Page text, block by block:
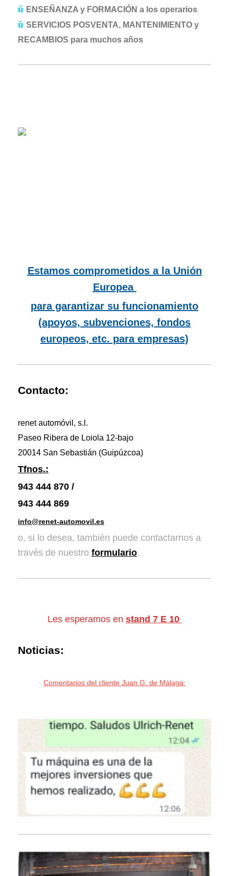
ü ENSEÑANZA y FORMACIÓN a los operarios
ü SERVICIOS POSVENTA, MANTENIMIENTO y
RECAMBIOS para muchos años
Estamos comprometidos a la Unión
Europea
para garantizar su funcionamiento
(apoyos, subvenciones, fondos
europeos, etc. para empresas)
Contacto:
renet automóvil, s.l.
Paseo Ribera de Loiola 12-bajo
20014 San Sebastián (Guipúzcoa)
Tfnos.:
943 444 870 /
943 444 869
info@renet-automovil.es
o, si lo desea, también puede contactarnos a
través de nuestro formulario.
Les esperamos en stand 7 E 10
Noticias:
Comentarios del cliente Juan G. de Málaga: